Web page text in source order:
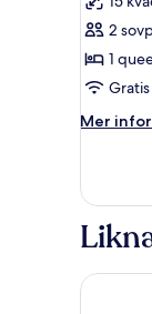
rum
-
1
2
1
Mer
Mer
rum
säng
Scandic